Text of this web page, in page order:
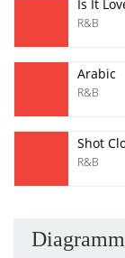
Is It
R&B
Arabic
R&B
Shot
R&B